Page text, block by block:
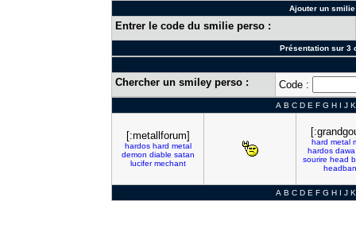
Ajouter un
Entrer le code du smilie perso :
Présentation sur 3
Chercher un smiley perso : Code :
A B C D E F G H I J K
[:metallforum]
hardos hard metal
demon diable satan
lucifer mechant
hard metal
hardos dawa
sourire head
A B C D E F G H I J K